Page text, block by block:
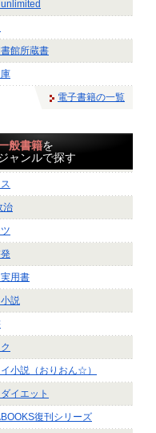
館所蔵書
電子書籍の一覧
般書籍を
ャンルで探す
治
用書
説
小説（おりおん☆）
イエット
復刊シリーズ